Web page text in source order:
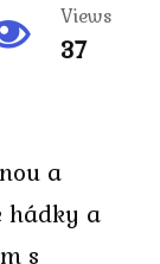
Views
37
a
hádky a
s